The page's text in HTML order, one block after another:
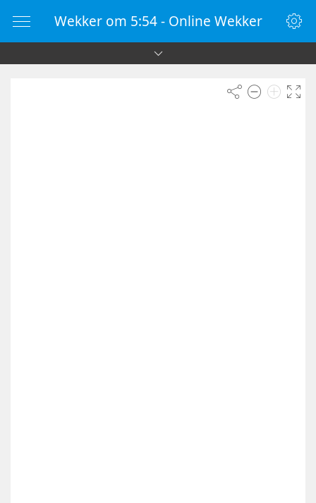
Wekker om 5:54 - Online Wekker